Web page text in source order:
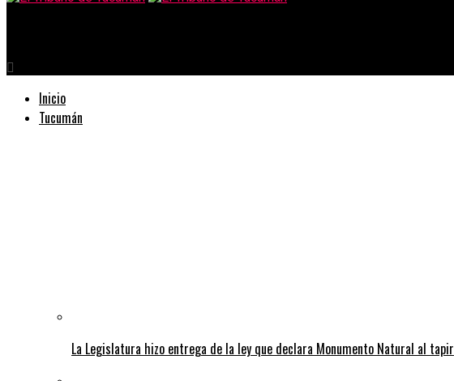
Inicio
Tucumán
La Legislatura hizo entrega de la ley que declara Monumento Natural al tapir